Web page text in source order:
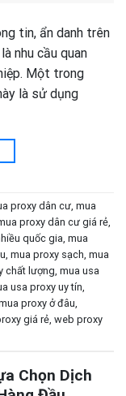
tin, ẩn danh trên
nhu cầu quan
Một trong
là sử dụng
proxy dân cư, mua
proxy dân cư giá rẻ,
quốc gia, mua
, mua proxy sạch, mua
chất lượng, mua usa
usa proxy uy tín,
proxy ở đâu,
giá rẻ, web proxy
Chọn Dịch